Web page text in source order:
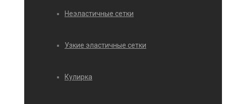
Неэластичные сетки
Узкие эластичные сетки
Кулирка